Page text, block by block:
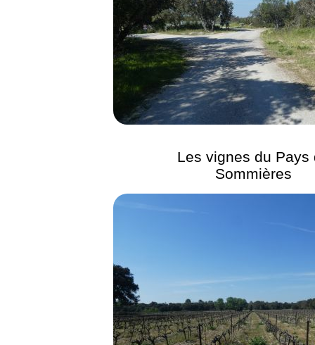
Les vignes du Pays
Sommières